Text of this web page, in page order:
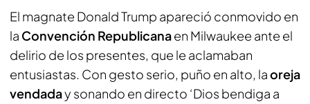
El magnate Donald Trump apareció conmovido en
la Convención Republicanaen Milwaukee ante el
delirio de los presentes, que le aclamaban
entusiastas. Con gesto serio, puño en alto, laoreja
vendaday sonando en directo ‘Dios bendiga a